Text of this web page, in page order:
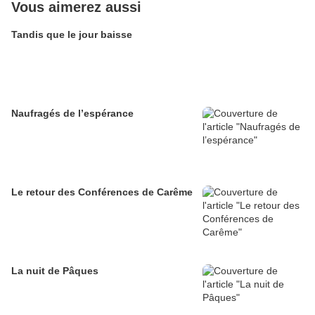
Vous aimerez aussi
Tandis que le jour baisse
Naufragés de l’espérance
Le retour des Conférences de Carême
La nuit de Pâques